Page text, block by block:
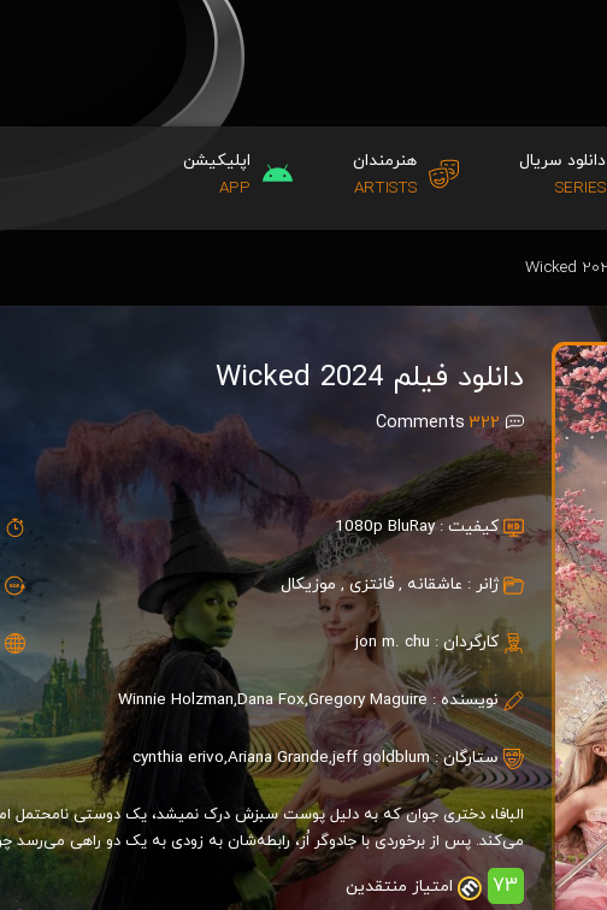
دانلود سریال
SERIES
هنرمندان
ARTISTS
اپلیکیشن
APP
دانلود فیلم Wicked 2024
322
Comments
کیفیت : 1080p BluRay
ژانر : عاشقانه ,فانتزی, موزیکال
کارگردان : jon m. chu
نویسنده : Winnie Holzman,Dana Fox,Gregory Maguire
ستارگان : cynthia erivo,Ariana Grande,jeff goldblum
البافا، دختری جوان که به دلیل پوست سبزش درک نمیشد، یک دوستی نامحتمل اما
می‌کند. پس از برخوردی با جادوگر اُز، رابطه‌شان به زودی به یک دو راهی
73 امتیاز منتقدین